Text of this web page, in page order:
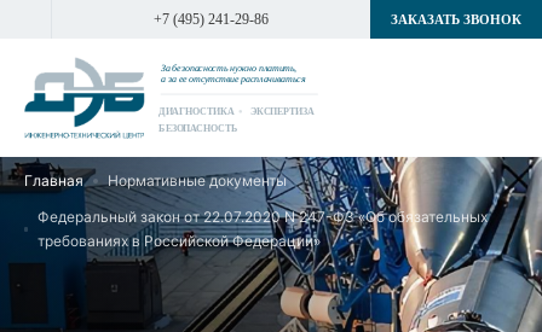
+7 (495) 241-29-86 ЗАКАЗАТЬ ЗВОНОК
За безопасность нужно платить,
а за ее отсутствие расплачиваться
ДИАГНОСТИКА ЭКСПЕРТИЗА
БЕЗОПАСНОСТЬ
Главная
Нормативные документы
Федеральный закон от 22.07.2020 N 247-ФЗ «Об обязательных
требованиях в Российской Федерации»